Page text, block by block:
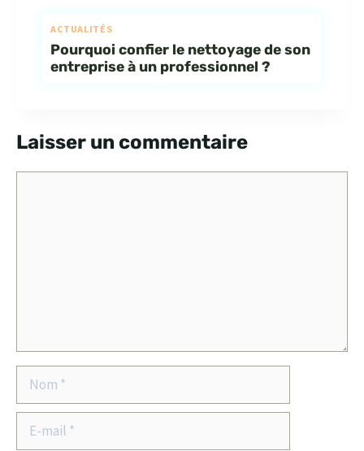
ACTUALITÉS
Pourquoi confier le nettoyage de son
entreprise à un professionnel ?
Laisser un commentaire
mail